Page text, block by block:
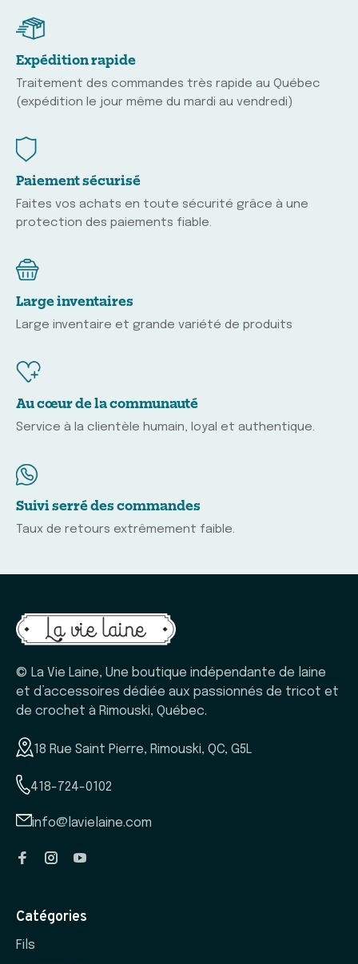
Expédition rapide
Traitement des commandes très rapide au Québec
(expédition le jour même du mardi au vendredi)
Paiement sécurisé
Faites vos achats en toute sécurité grâce à une
protection des paiements fiable.
Large inventaires
Large inventaire et grande variété de produits
Au cœur de la communauté
Service à la clientèle humain, loyal et authentique.
Suivi serré des commandes
Taux de retours extrêmement faible.
© La Vie Laine, Une boutique indépendante de laine
et d’accessoires dédiée aux passionnés de tricot et
de crochet à Rimouski, Québec.
18 Rue Saint Pierre, Rimouski, QC, G5L
418-724-0102
info@lavielaine.com
Catégories
Fils